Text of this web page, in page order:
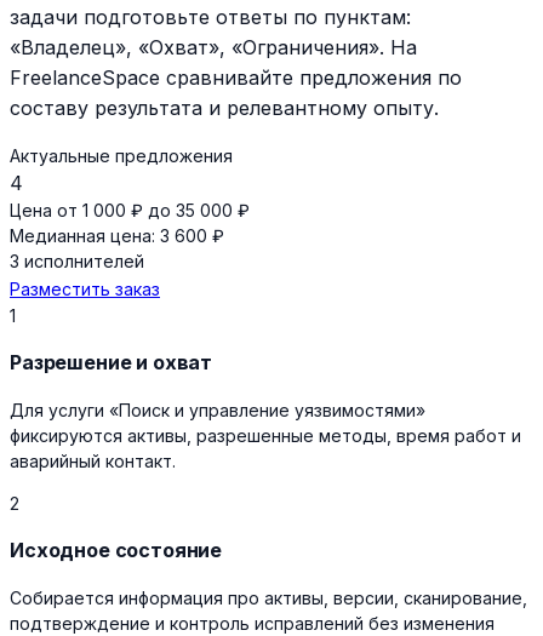
задачи подготовьте ответы по пунктам:
«Владелец», «Охват», «Ограничения». На
FreelanceSpace сравнивайте предложения по
составу результата и релевантному опыту.
Актуальные предложения
4
Цена от 1 000 ₽ до 35 000 ₽
Медианная цена: 3 600 ₽
3 исполнителей
Разместить заказ
1
Разрешение и охват
Для услуги «Поиск и управление уязвимостями»
фиксируются активы, разрешенные методы, время работ и
аварийный контакт.
2
Исходное состояние
Собирается информация про активы, версии, сканирование,
подтверждение и контроль исправлений без изменения